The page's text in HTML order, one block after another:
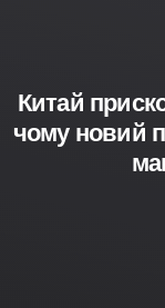
Китай
чому новий